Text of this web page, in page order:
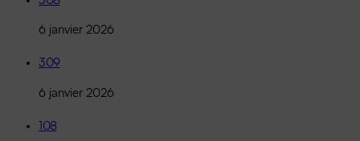
6 janvier 2026
309
6 janvier 2026
108